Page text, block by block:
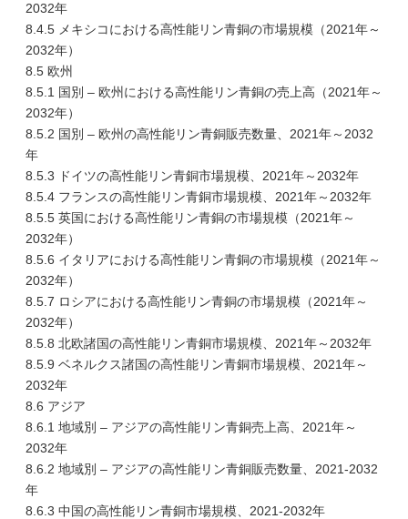
2032年
8.4.5 メキシコにおける高性能リン青銅の市場規模（2021年～
2032年）
8.5 欧州
8.5.1 国別 – 欧州における高性能リン青銅の売上高（2021年～
2032年）
8.5.2 国別 – 欧州の高性能リン青銅販売数量、2021年～2032
年
8.5.3 ドイツの高性能リン青銅市場規模、2021年～2032年
8.5.4 フランスの高性能リン青銅市場規模、2021年～2032年
8.5.5 英国における高性能リン青銅の市場規模（2021年～
2032年）
8.5.6 イタリアにおける高性能リン青銅の市場規模（2021年～
2032年）
8.5.7 ロシアにおける高性能リン青銅の市場規模（2021年～
2032年）
8.5.8 北欧諸国の高性能リン青銅市場規模、2021年～2032年
8.5.9 ベネルクス諸国の高性能リン青銅市場規模、2021年～
2032年
8.6 アジア
8.6.1 地域別 – アジアの高性能リン青銅売上高、2021年～
2032年
8.6.2 地域別 – アジアの高性能リン青銅販売数量、2021-2032
年
8.6.3 中国の高性能リン青銅市場規模、2021-2032年